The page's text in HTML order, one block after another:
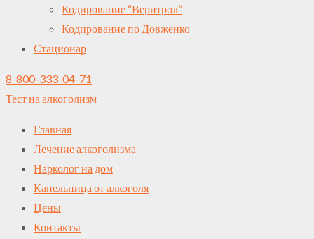
Кодирование “Веритрол”
Кодирование по Довженко
Cтационар
8-800-333-04-71
Тест на алкоголизм
Главная
Лечение алкоголизма
Нарколог на дом
Капельница от алкоголя
Цены
Контакты